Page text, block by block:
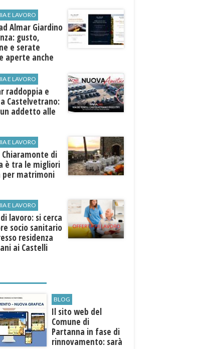
E LAVORO
Almar Giardino
gusto,
e serate
aperte anche
E LAVORO
raddoppia e
a Castelvetrano:
addetto alle
E LAVORO
Chiaramonte di
è tra le migliori
per matrimoni
E LAVORO
lavoro: si cerca
socio sanitario
residenza
ai Castelli
BLOG
Il sito web del
Comune di
Partanna in fase di
rinnovamento: sarà